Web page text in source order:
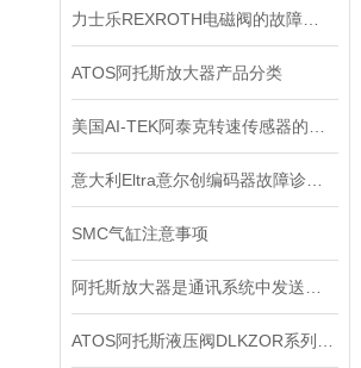
ATOS阿托斯放大器产品分类
SMC气缸注意事项